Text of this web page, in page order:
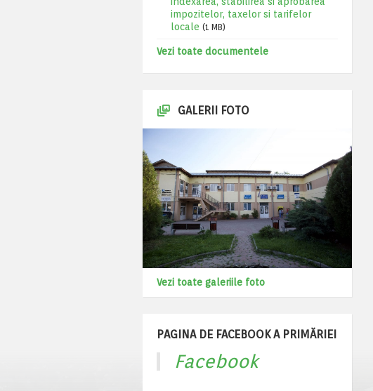
impozitelor, taxelor si tarifelor
locale (1 MB)
Vezi toate documentele
GALERII FOTO
Vezi toate galeriile foto
PAGINA DE FACEBOOK A PRIMĂRIEI
Facebook